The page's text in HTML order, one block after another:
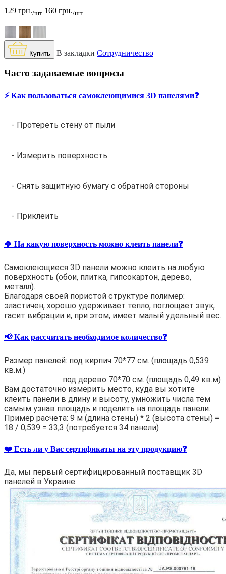
129 грн./шт 160 грн./шт
Купить В закладки Сотрудничество
Часто задаваемые вопросы
⚡️ Как пользоваться самоклеющимися 3D панелями❓
- Протереть стену от пыли
- Измерить поверхность
- Снять защитную бумагу с обратной стороны
- Приклеить
🍀 На какую поверхность можно клеить панели❓
Самоклеющиеся 3D панели можно клеить на любую
поверхность (обои, плитка, гипсокартон, дерево,
металл).
Благодаря своей пористой структуре полимер:
эластичен, хорошо удерживает тепло, поглощает звук,
гасит вибрации и, при этом, имеет малый удельный вес.
📢 Как рассчитать необходимое количество❓
Размер панелей: под кирпич 70*77 см. (площадь 0,539
кв.м.)
под дерево 70*70 см. (площадь 0,49 кв.м)
Вам достаточно измерить место, куда вы хотите
клеить панели в длину и высоту, умножить числа тем
самым узнав площадь и поделить на площадь панели.
Пример расчета: 9 м (длина стены) * 2 (высота стены) =
18 / 0,539 = 33,3 (потребуется 34 панели)
❤️ Есть ли у Вас сертификаты на эту продукцию❓
Да, мы первый сертифицированный поставщик 3D
панелей в Украине.